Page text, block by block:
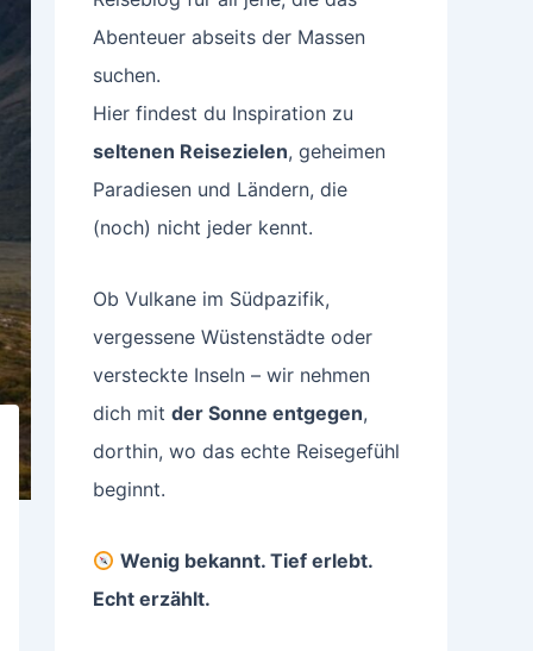
Abenteuer abseits der Massen
suchen.
Hier findest du Inspiration zu
seltenen Reisezielen, geheimen
Paradiesen und Ländern, die
(noch) nicht jeder kennt.
Ob Vulkane im Südpazifik,
vergessene Wüstenstädte oder
versteckte Inseln – wir nehmen
dich mit der Sonne entgegen,
dorthin, wo das echte Reisegefühl
beginnt.
Wenig bekannt. Tief erlebt.
Echt erzählt.